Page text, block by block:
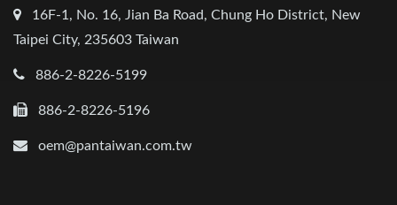
16F-1, No. 16, Jian Ba Road, Chung Ho District, New
Taipei City, 235603 Taiwan
886-2-8226-5199
886-2-8226-5196
oem@pantaiwan.com.tw